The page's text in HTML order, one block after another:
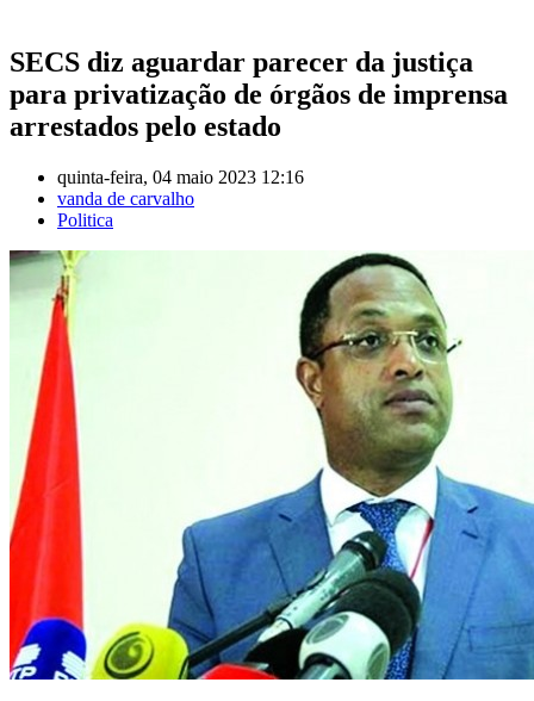
SECS diz aguardar parecer da justiça
para privatização de órgãos de imprensa
arrestados pelo estado
quinta-feira, 04 maio 2023 12:16
vanda de carvalho
Politica